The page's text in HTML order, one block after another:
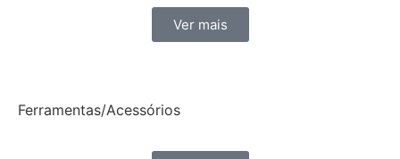
Ver mais
Ferramentas/Acessórios